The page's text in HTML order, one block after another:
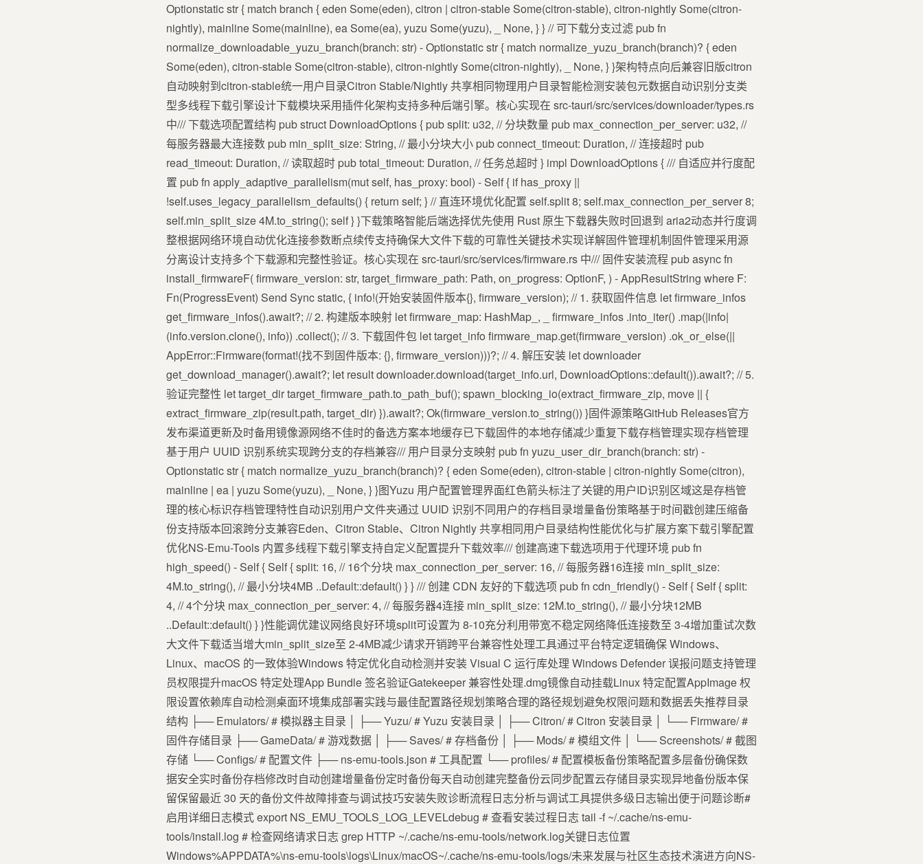
Optionstatic str { match branch { eden Some(eden), citron | citron-stable Some(citron-stable), citron-nightly Some(citron-
nightly), mainline Some(mainline), ea Some(ea), yuzu Some(yuzu), _ None, } } // 可下载分支过滤 pub fn
normalize_downloadable_yuzu_branch(branch: str) - Optionstatic str { match normalize_yuzu_branch(branch)? { eden
Some(eden), citron-stable Some(citron-stable), citron-nightly Some(citron-nightly), _ None, } }架构特点向后兼容旧版citron
自动映射到citron-stable统一用户目录Citron Stable/Nightly 共享相同物理用户目录智能检测安装包元数据自动识别分支类
型多线程下载引擎设计下载模块采用插件化架构支持多种后端引擎。核心实现在 src-tauri/src/services/downloader/types.rs
中/// 下载选项配置结构 pub struct DownloadOptions { pub split: u32, // 分块数量 pub max_connection_per_server: u32, //
每服务器最大连接数 pub min_split_size: String, // 最小分块大小 pub connect_timeout: Duration, // 连接超时 pub
read_timeout: Duration, // 读取超时 pub total_timeout: Duration, // 任务总超时 } impl DownloadOptions { /// 自适应并行度配
置 pub fn apply_adaptive_parallelism(mut self, has_proxy: bool) - Self { if has_proxy ||
!self.uses_legacy_parallelism_defaults() { return self; } // 直连环境优化配置 self.split 8; self.max_connection_per_server 8;
self.min_split_size 4M.to_string(); self } }下载策略智能后端选择优先使用 Rust 原生下载器失败时回退到 aria2动态并行度调
整根据网络环境自动优化连接参数断点续传支持确保大文件下载的可靠性关键技术实现详解固件管理机制固件管理采用源
分离设计支持多个下载源和完整性验证。核心实现在 src-tauri/src/services/firmware.rs 中/// 固件安装流程 pub async fn
install_firmwareF( firmware_version: str, target_firmware_path: Path, on_progress: OptionF, ) - AppResultString where F:
Fn(ProgressEvent) Send Sync static, { info!(开始安装固件版本{}, firmware_version); // 1. 获取固件信息 let firmware_infos
get_firmware_infos().await?; // 2. 构建版本映射 let firmware_map: HashMap_, _ firmware_infos .into_iter() .map(|info|
(info.version.clone(), info)) .collect(); // 3. 下载固件包 let target_info firmware_map.get(firmware_version) .ok_or_else(||
AppError::Firmware(format!(找不到固件版本: {}, firmware_version)))?; // 4. 解压安装 let downloader
get_download_manager().await?; let result downloader.download(target_info.url, DownloadOptions::default()).await?; // 5.
验证完整性 let target_dir target_firmware_path.to_path_buf(); spawn_blocking_io(extract_firmware_zip, move || {
extract_firmware_zip(result.path, target_dir) }).await?; Ok(firmware_version.to_string()) }固件源策略GitHub Releases官方
发布渠道更新及时备用镜像源网络不佳时的备选方案本地缓存已下载固件的本地存储减少重复下载存档管理实现存档管理
基于用户 UUID 识别系统实现跨分支的存档兼容/// 用户目录分支映射 pub fn yuzu_user_dir_branch(branch: str) -
Optionstatic str { match normalize_yuzu_branch(branch)? { eden Some(eden), citron-stable | citron-nightly Some(citron),
mainline | ea | yuzu Some(yuzu), _ None, } }图Yuzu 用户配置管理界面红色箭头标注了关键的用户ID识别区域这是存档管
理的核心标识存档管理特性自动识别用户文件夹通过 UUID 识别不同用户的存档目录增量备份策略基于时间戳创建压缩备
份支持版本回滚跨分支兼容Eden、Citron Stable、Citron Nightly 共享相同用户目录结构性能优化与扩展方案下载引擎配置
优化NS-Emu-Tools 内置多线程下载引擎支持自定义配置提升下载效率/// 创建高速下载选项用于代理环境 pub fn
high_speed() - Self { Self { split: 16, // 16个分块 max_connection_per_server: 16, // 每服务器16连接 min_split_size:
4M.to_string(), // 最小分块4MB ..Default::default() } } /// 创建 CDN 友好的下载选项 pub fn cdn_friendly() - Self { Self { split:
4, // 4个分块 max_connection_per_server: 4, // 每服务器4连接 min_split_size: 12M.to_string(), // 最小分块12MB
..Default::default() } }性能调优建议网络良好环境split可设置为 8-10充分利用带宽不稳定网络降低连接数至 3-4增加重试次数
大文件下载适当增大min_split_size至 2-4MB减少请求开销跨平台兼容性处理工具通过平台特定逻辑确保 Windows、
Linux、macOS 的一致体验Windows 特定优化自动检测并安装 Visual C 运行库处理 Windows Defender 误报问题支持管理
员权限提升macOS 特定处理App Bundle 签名验证Gatekeeper 兼容性处理.dmg镜像自动挂载Linux 特定配置AppImage 权
限设置依赖库自动检测桌面环境集成部署实践与最佳配置路径规划策略合理的路径规划避免权限问题和数据丢失推荐目录
结构 ├── Emulators/ # 模拟器主目录 │ ├── Yuzu/ # Yuzu 安装目录 │ ├── Citron/ # Citron 安装目录 │ └── Firmware/ #
固件存储目录 ├── GameData/ # 游戏数据 │ ├── Saves/ # 存档备份 │ ├── Mods/ # 模组文件 │ └── Screenshots/ # 截图
存储 └── Configs/ # 配置文件 ├── ns-emu-tools.json # 工具配置 └── profiles/ # 配置模板备份策略配置多层备份确保数
据安全实时备份存档修改时自动创建增量备份定时备份每天自动创建完整备份云同步配置云存储目录实现异地备份版本保
留保留最近 30 天的备份文件故障排查与调试技巧安装失败诊断流程日志分析与调试工具提供多级日志输出便于问题诊断#
启用详细日志模式 export NS_EMU_TOOLS_LOG_LEVELdebug # 查看安装过程日志 tail -f ~/.cache/ns-emu-
tools/install.log # 检查网络请求日志 grep HTTP ~/.cache/ns-emu-tools/network.log关键日志位置
Windows%APPDATA%\ns-emu-tools\logs\Linux/macOS~/.cache/ns-emu-tools/logs/未来发展与社区生态技术演进方向NS-